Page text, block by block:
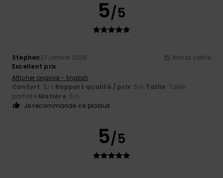
5/5
Stephen27 janvier 2026
Achat vérifié
Excellent prix
Afficher original - English
Confort: 5/5 Rapport qualité / prix: 5/5 Taille: Taille
parfaite Matière: 5 /5
Je recommande ce produit
5/5